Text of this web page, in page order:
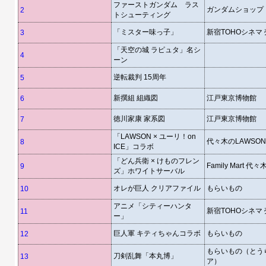
2
ファーストガンダム ラス
トシューティング
ガンダムショップ
3 「ミスター味っ子」 新宿TOHOシネマ
4
「天空の城 ラピュタ」名シ
ーン
5 逆転裁判 15周年
6 新撰組 組織図 江戸東京博物館
7 徳川家康 家系図 江戸東京博物館
8
「LAWSON × ユーリ！on
ICE」コラボ
代々木のLAWSON
9
「どん兵衛 × けものフレン
ズ」ホワイトサーバル
Family Mart 代々
10 オレが巨人 クリアファイル もらいもの
11
アニメ「シティーハンタ
ー」
新宿TOHOシネマ
12 巨人軍 キティちゃんコラボ もらいもの
13 刀剣乱舞「本丸博」
もらいもの（とう
ア）